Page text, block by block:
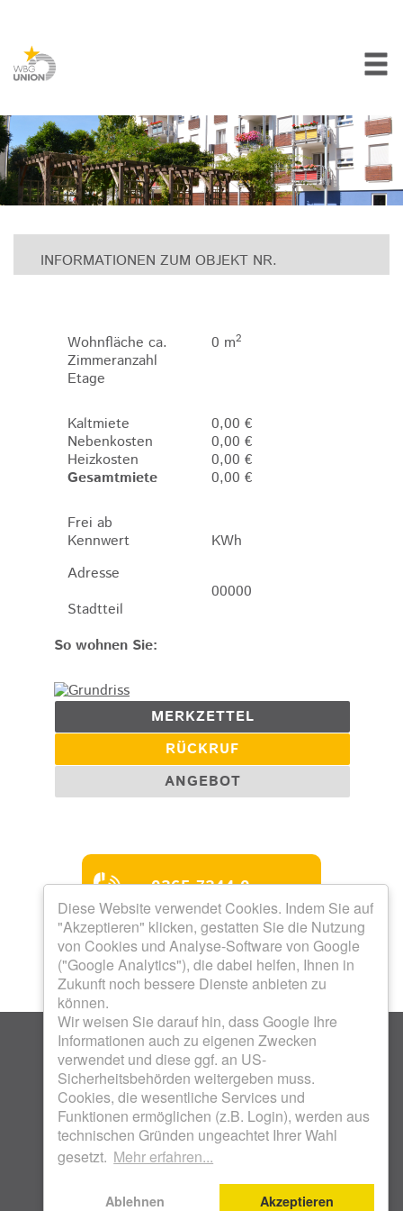
Diese Website verwendet Cookies. Indem Sie auf
"Akzeptieren" klicken, gestatten Sie die Nutzung
von Cookies und Analyse-Software von Google
("Google Analytics"), die dabei helfen, Ihnen in
Zukunft noch bessere Dienste anbieten zu
können.
Wir weisen Sie darauf hin, dass Google Ihre
Informationen auch zu eigenen Zwecken
verwendet und diese ggf. an US-
Sicherheitsbehörden weitergeben muss.
Cookies, die wesentliche Services und
Funktionen ermöglichen (z.B. Login), werden aus
technischen Gründen ungeachtet Ihrer Wahl
gesetzt. Mehr erfahren...
Ablehnen Akzeptieren
INFORMATIONEN ZUM OBJEKT NR.
Wohnfläche ca. 0 m2
Zimmeranzahl
Etage
Kaltmiete
0,00 €
Nebenkosten
0,00 €
Heizkosten
0,00 €
Gesamtmiete
0,00 €
Frei ab
Kennwert
KWh
Adresse
00000
Stadtteil
So wohnen Sie:
MERKZETTEL
RÜCKRUF
ANGEBOT
0365 7344-0
Mo bis Do 8.00 - 12.00 Uhr
Mo bis Do 13.00 - 16.00
Uhr
Freitag 8.00 - 12.00 Uhr
KOSTENLOSES WOHNFON 0800 17 18 800 .
WOHNUNGSBAUGENOSSENSCHAFT UNION EG .
SCHENKENDORFSTRASSE 28 . 07548 GERA |
IMPRESSUM
DATENSCHUTZ